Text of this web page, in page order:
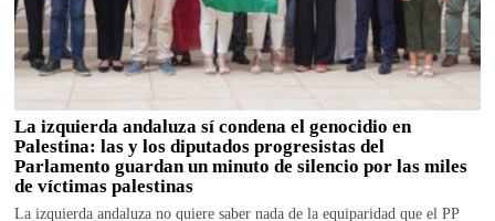
La izquierda andaluza sí condena el genocidio en
Palestina: las y los diputados progresistas del
Parlamento guardan un minuto de silencio por las miles
de víctimas palestinas
La izquierda andaluza no quiere saber nada de la equiparidad que el PP